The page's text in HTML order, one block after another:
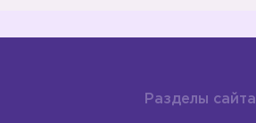
Разделы сайта